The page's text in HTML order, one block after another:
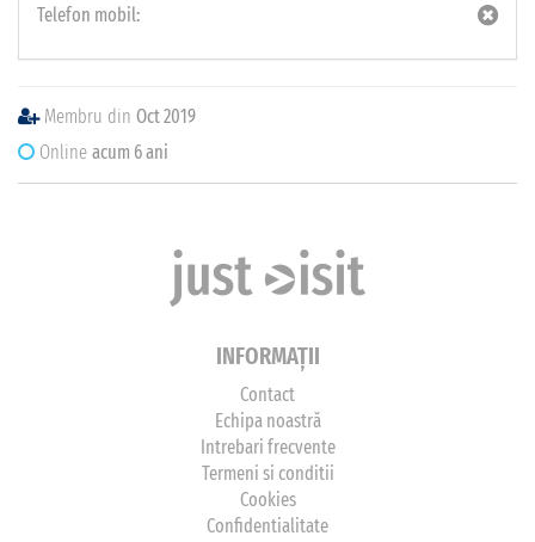
Telefon mobil:
Membru din Oct 2019
Online acum 6 ani
INFORMAȚII
Contact
Echipa noastră
Intrebari frecvente
Termeni si conditii
Cookies
Confidentialitate